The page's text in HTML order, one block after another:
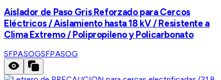
Aislador de Paso Gris Reforzado para Cercos
Eléctricos / Aislamiento hasta 18 kV / Resistente a
Clima Extremo / Polipropileno y Policarbonato
SFPASOGSFPASOG